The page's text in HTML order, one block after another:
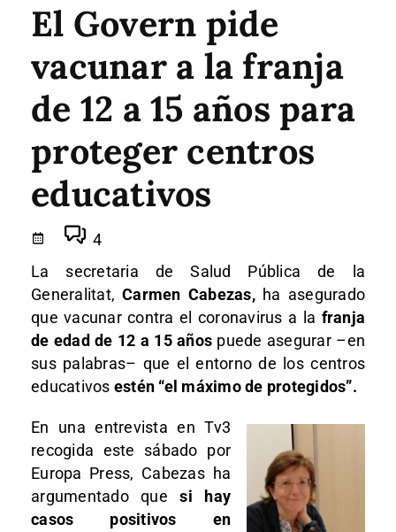
El Govern pide
vacunar a la franja
de 12 a 15 años para
proteger centros
educativos
4
La secretaria de Salud Pública de la
Generalitat,Carmen Cabezas,ha asegurado
que vacunar contra el coronavirus a la franja
de edad de 12 a 15 años puede asegurar –en
sus palabras– que el entorno de los centros
educativos estén “el máximo de protegidos”.
En una entrevista en Tv3
recogida este sábado por
Europa Press, Cabezas ha
argumentado quesi hay
casos positivos en